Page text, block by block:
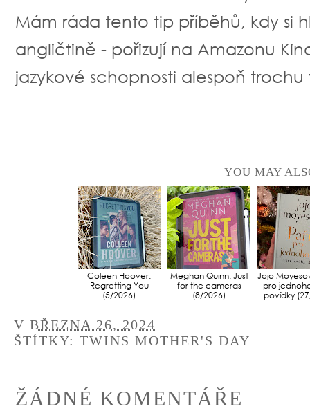
Mám ráda tento tip příběhů, kdy si
angličtině - pořizují na Amazonu
jazykové schopnosti alespoň
YOU MAY
Coleen Hoover:
Regretting You
(5/2026)
Meghan Quinn: Just
for the cameras
(8/2026)
Jojo
pro
povídky
V BŘEZNA 26, 2024
ŠTÍTKY: TWINS MOTHER'S DAY
ŽÁDNÉ KOMENTÁŘE